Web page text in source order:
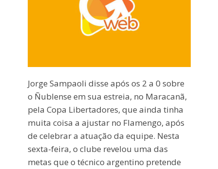
Jorge Sampaoli disse após os 2 a 0 sobre
o Ñublense em sua estreia, no Maracanã,
pela Copa Libertadores, que ainda tinha
muita coisa a ajustar no Flamengo, após
de celebrar a atuação da equipe. Nesta
sexta-feira, o clube revelou uma das
metas que o técnico argentino pretende